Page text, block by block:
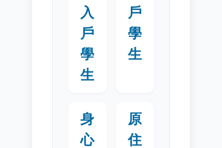
入
戶
學
生
戶
學
生
身
心
原
住